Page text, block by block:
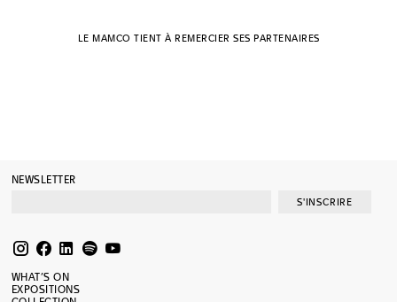
LE MAMCO TIENT À REMERCIER SES PARTENAIRES
NEWSLETTER
S'INSCRIRE
WHAT’S ON
EXPOSITIONS